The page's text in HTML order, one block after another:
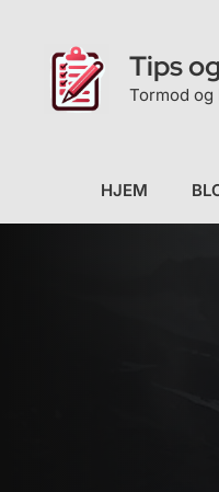
innhold
Tips
Tormod og
HJEM